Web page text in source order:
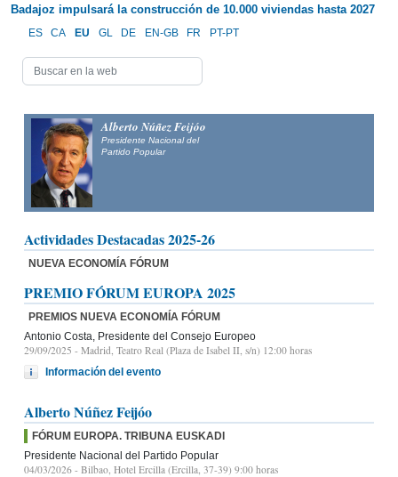
Badajoz impulsará la construcción de 10.000 viviendas hasta 2027
ES CA EU GL DE EN-GB FR PT-PT
Alberto Núñez Feijóo
Presidente Nacional del
Partido Popular
Actividades Destacadas 2025-26
NUEVA ECONOMÍA FÓRUM
PREMIO FÓRUM EUROPA 2025
PREMIOS NUEVA ECONOMÍA FÓRUM
Antonio Costa, Presidente del Consejo Europeo
29/09/2025 - Madrid, Teatro Real (Plaza de Isabel II, s/n) 12:00 horas
Información del evento
Alberto Núñez Feijóo
FÓRUM EUROPA. TRIBUNA EUSKADI
Presidente Nacional del Partido Popular
04/03/2026 - Bilbao, Hotel Ercilla (Ercilla, 37-39) 9:00 horas